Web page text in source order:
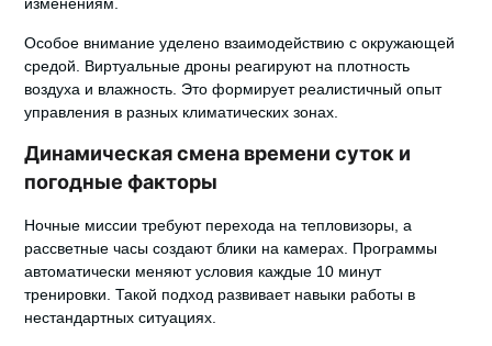
изменениям.
Особое внимание уделено взаимодействию с окружающей
средой. Виртуальные дроны реагируют на плотность
воздуха и влажность. Это формирует реалистичный опыт
управления в разных климатических зонах.
Динамическая смена времени суток и
погодные факторы
Ночные миссии требуют перехода на тепловизоры, а
рассветные часы создают блики на камерах. Программы
автоматически меняютусловия каждые 10 минут
тренировки. Такой подход развивает навыки работы в
нестандартных ситуациях.